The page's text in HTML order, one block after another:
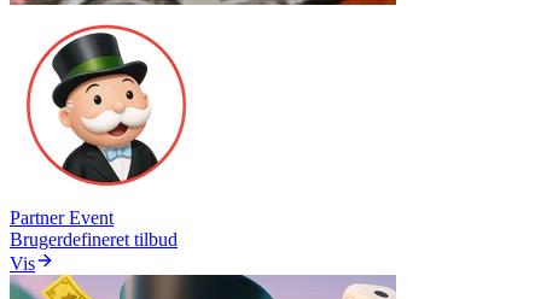
Partner Event
Brugerdefineret tilbud
Vis